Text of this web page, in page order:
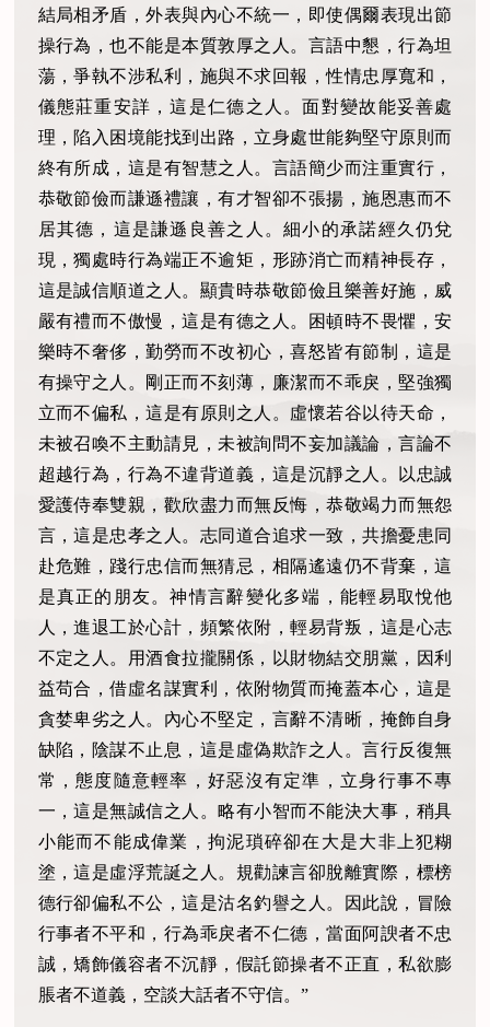
結局相矛盾，外表與內心不統一，即使偶爾表現出節
操行為，也不能是本質敦厚之人。言語中懇，行為坦
蕩，爭執不涉私利，施與不求回報，性情忠厚寬和，
儀態莊重安詳，這是仁德之人。面對變故能妥善處
理，陷入困境能找到出路，立身處世能夠堅守原則而
終有所成，這是有智慧之人。言語簡少而注重實行，
恭敬節儉而謙遜禮讓，有才智卻不張揚，施恩惠而不
居其德，這是謙遜良善之人。細小的承諾經久仍兌
現，獨處時行為端正不逾矩，形跡消亡而精神長存，
這是誠信順道之人。顯貴時恭敬節儉且樂善好施，威
嚴有禮而不傲慢，這是有德之人。困頓時不畏懼，安
樂時不奢侈，勤勞而不改初心，喜怒皆有節制，這是
有操守之人。剛正而不刻薄，廉潔而不乖戾，堅強獨
立而不偏私，這是有原則之人。虛懷若谷以待天命，
未被召喚不主動請見，未被詢問不妄加議論，言論不
超越行為，行為不違背道義，這是沉靜之人。以忠誠
愛護侍奉雙親，歡欣盡力而無反悔，恭敬竭力而無怨
言，這是忠孝之人。志同道合追求一致，共擔憂患同
赴危難，踐行忠信而無猜忌，相隔遙遠仍不背棄，這
是真正的朋友。神情言辭變化多端，能輕易取悅他
人，進退工於心計，頻繁依附，輕易背叛，這是心志
不定之人。用酒食拉攏關係，以財物結交朋黨，因利
益苟合，借虛名謀實利，依附物質而掩蓋本心，這是
貪婪卑劣之人。內心不堅定，言辭不清晰，掩飾自身
缺陷，陰謀不止息，這是虛偽欺詐之人。言行反復無
常，態度隨意輕率，好惡沒有定準，立身行事不專
一，這是無誠信之人。略有小智而不能決大事，稍具
小能而不能成偉業，拘泥瑣碎卻在大是大非上犯糊
塗，這是虛浮荒誕之人。規勸諫言卻脫離實際，標榜
德行卻偏私不公，這是沽名釣譽之人。因此說，冒險
行事者不平和，行為乖戾者不仁德，當面阿諛者不忠
誠，矯飾儀容者不沉靜，假託節操者不正直，私欲膨
脹者不道義，空談大話者不守信。”